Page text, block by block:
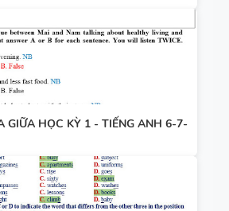
GIỮA HỌC KỲ 1 - TIẾNG ANH 6-7-